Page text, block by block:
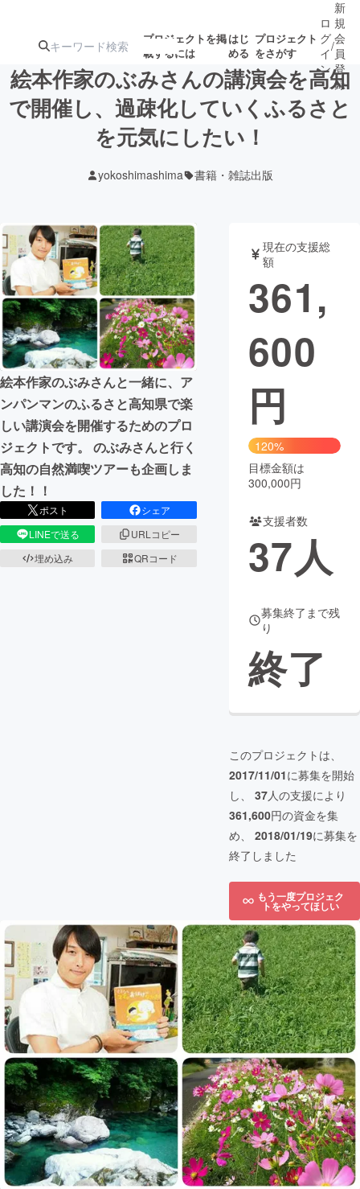
プロジェクトを掲
載するには
はじ
める
プロジェクト
をさがす
注目のリ 注目の新着プロ 募集終了が近いプ
テクノロジー・ガジェット
映像・映画 書籍・雑誌
ビジネス・起業 チャレンジ
まちづくり・地域活性化
CAMPFIRE for Social Good
CAMPFIRE Creation
CAMPFIREふるさと納税machi-ya コミュニティ
ロ
グ
イ
ン
/
新
規
会
員
登
録
絵本作家のぶみさんの講演会を高知
で開催し、過疎化していくふるさと
を元気にしたい！
yokoshimashima 書籍・雑誌出版
絵本作家のぶみさんと一緒に、ア
ンパンマンのふるさと高知県で楽
しい講演会を開催するためのプロ
ジェクトです。 のぶみさんと行く
高知の自然満喫ツアーも企画しま
した！！
ポスト
シェア
LINEで送る
URLコピー
埋め込み
QRコード
現在の支援総
額
361,
600
円
120%
目標金額は
300,000円
支援者数
37人
募集終了まで残
り
終了
このプロジェクトは、
2017/11/01に募集を開始
し、 37人の支援により
361,600円の資金を集
め、 2018/01/19に募集を
終了しました
もう一度プロジェク
トをやってほしい